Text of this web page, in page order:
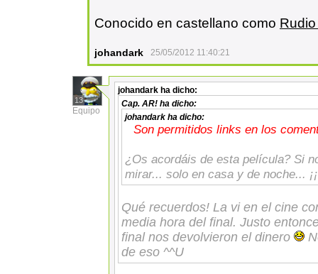
Conocido en castellano como
johandark 25/05/2012 11:40:21
13
Equipo
johandark ha dicho:
Cap. AR! ha dicho:
johandark ha dicho:
Son permitidos links en los
¿Os acordáis de esta película? Si
mirar... solo en casa y de noche...
Qué recuerdos! La vi en el cine
media hora del final. Justo
final nos devolvieron el dinero
de eso ^^U